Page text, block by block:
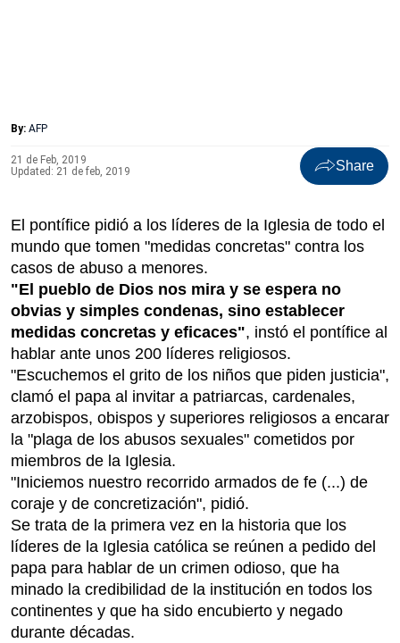
By: AFP
21 de Feb, 2019
Updated: 21 de feb, 2019
Share
El pontífice pidió a los líderes de la Iglesia de todo el
mundo que tomen "medidas concretas" contra los
casos de abuso a menores.
"El pueblo de Dios nos mira y se espera no
obvias y simples condenas, sino establecer
medidas concretas y eficaces", instó el pontífice al
hablar ante unos 200 líderes religiosos.
"Escuchemos el grito de los niños que piden justicia",
clamó el papa al invitar a patriarcas, cardenales,
arzobispos, obispos y superiores religiosos a encarar
la "plaga de los abusos sexuales" cometidos por
miembros de la Iglesia.
"Iniciemos nuestro recorrido armados de fe (...) de
coraje y de concretización", pidió.
Se trata de la primera vez en la historia que los
líderes de la Iglesia católica se reúnen a pedido del
papa para hablar de un crimen odioso, que ha
minado la credibilidad de la institución en todos los
continentes y que ha sido encubierto y negado
durante décadas.